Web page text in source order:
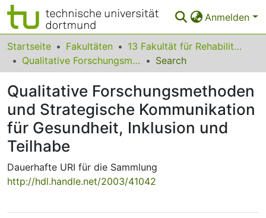
Anmelden
Bereiche & Sammlungen
Das gesamte Repositorium
Statistiken
FAQ
Leitlinien
Zurück zur Startseite
Startseite Fakultäten
13 Fakultät für Rehabilitationswissenschaften
Qualitative Forschungsmethoden und Strategische Kommunikation für Gesundheit, Inklusion und Teilhabe
Search
Qualitative Forschungsmethoden
und Strategische Kommunikation
für Gesundheit, Inklusion und
Teilhabe
Dauerhafte URI für die Sammlung
http://hdl.handle.net/2003/41042